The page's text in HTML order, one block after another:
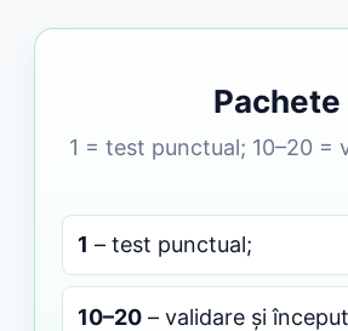
Pachete
1 = test punctual; 10–20 =
1 – test punctual;
10–20 – validare și